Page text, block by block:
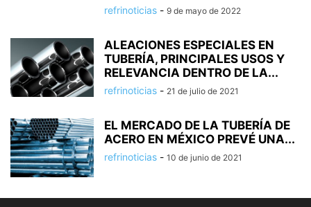
refrinoticias - 9 de mayo de 2022
ALEACIONES ESPECIALES EN
TUBERÍA, PRINCIPALES USOS Y
RELEVANCIA DENTRO DE LA...
refrinoticias - 21 de julio de 2021
EL MERCADO DE LA TUBERÍA DE
ACERO EN MÉXICO PREVÉ UNA...
refrinoticias - 10 de junio de 2021